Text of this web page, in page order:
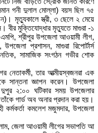
গনী দুলাল মোল্লা) বয়স ছিল ৭৫
মৃত্যুকালে স্ত্রী, ৩ ছেলে ২ মেয়ে
বীর মুক্তিযোদ্ধার মৃত্যুতে মাগুরা -১
শ্রীপুর উপজেলা আওয়ামী লীগ,
প্রশাসন, মাগুরা রিপোর্টার্স
সামাজিক সংগঠন গভীর শোক
নেতাকর্মী, তার আত্মীয়স্বজনরা এক
সান্তনা জ্ঞাপন করেন। উপজেলা
২:০০ ঘটিকার সময় উপজেলার
তাঁকে গার্ড অব অনার প্রদান করা হয়।
কর্মকর্তা কমলেশ মজুমদার, উপজেলা
জেলা আওয়ামী লীগের সভাপতি আ